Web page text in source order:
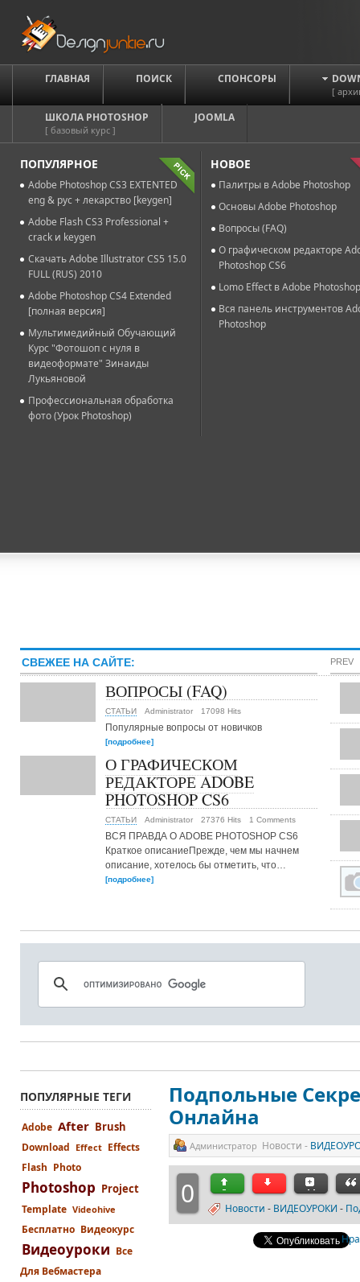
ГЛАВНАЯ ПОИСК СПОНСОРЫ
[
ШКОЛА PHOTOSHOP
[ базовый курс ]
JOOMLA
ПОПУЛЯРНОЕ
Adobe Photoshop CS3 EXTENTED
eng & рус + лекарство [keygen]
Adobe Flash CS3 Professional +
crack и keygen
Скачать Adobe Illustrator CS5 15.0
FULL (RUS) 2010
Adobe Photoshop CS4 Extended
[полная версия]
Мультимедийный Обучающий
Курс "Фотошоп с нуля в
видеоформате" Зинаиды
Лукьяновой
Профессиональная обработка
фото (Урок Photoshop)
НОВОЕ
Палитры в Adobe Photoshop
Основы Adobe Photoshop
Вопросы (FAQ)
О графическом редакторе
Photoshop CS6
Lomo Effect в Adobe
Вся панель инструментов
Photoshop
СВЕЖЕЕ НА САЙТЕ:
ВОПРОСЫ (FAQ)
СТАТЬИ Administrator 17098 Hits
Популярные вопросы от новичков
[подробнее]
О ГРАФИЧЕСКОМ
РЕДАКТОРЕ ADOBE
PHOTOSHOP CS6
СТАТЬИ Administrator 27376 Hits 1 Comments
ВСЯ ПРАВДА О ADOBE PHOTOSHOP CS6
Краткое описаниеПрежде, чем мы начнем
описание, хотелось бы отметить, что…
[подробнее]
PREV
Подпольные
Онлайна
Администратор Новости -
0 Новости - ВИДЕОУРОКИ -
ПОПУЛЯРНЫЕ ТЕГИ
Adobe After Brush
Download Effect Effects
Flash Photo
Photoshop Project
Template Videohive
Бесплатно Видеокурс
Видеоуроки Все
Для Вебмастера